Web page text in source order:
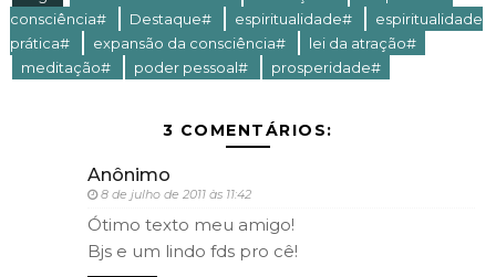
consciência#
Destaque# espiritualidade#
espiritualidade
prática#
expansão da consciência#
lei da atração#
meditação#
poder pessoal# prosperidade#
3 COMENTÁRIOS:
Anônimo
8 de julho de 2011 às 11:42
Ótimo texto meu amigo!
Bjs e um lindo fds pro cê!